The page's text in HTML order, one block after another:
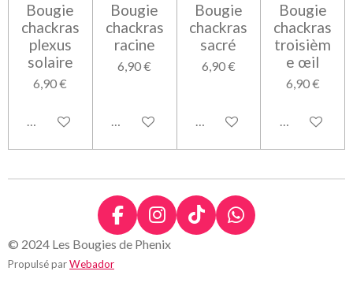
Bougie
chackras
plexus
solaire
6,90 €
Ajouter au panier
Bougie
chackras
racine
6,90 €
Ajouter au panier
Bougie
chackras
sacré
6,90 €
Ajouter au panier
Bougie
chackras
troisièm
e œil
6,90 €
Ajouter au
F
a
I
n
T
W
© 2024 Les Bougies de Phenix
Propulsé parWebador